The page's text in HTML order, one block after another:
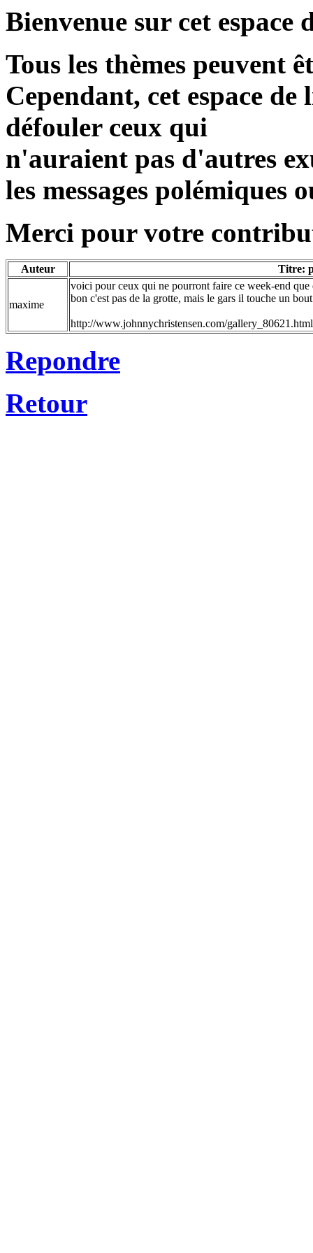
Bienvenue sur cet espace
Tous les thèmes peuvent
Cependant, cet espace
défouler ceux qui
n'auraient pas d'autres
les messages polémiques
Merci pour votre
Auteur Titre:
maxime
voici pour ceux qui ne pourront faire ce week-end que
bon c'est pas de la grotte, mais le gars il touche un
http://www.johnnychristensen.com/gallery_80621.html
Repondre
Retour